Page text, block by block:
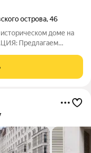
острова,46
доме на
Предлагаем
11я линия В. О., 46,